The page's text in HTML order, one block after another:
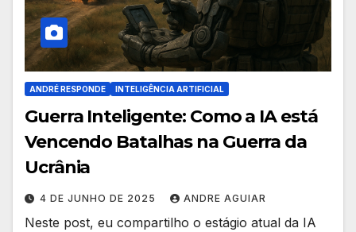
ANDRÉ RESPONDE INTELIGÊNCIA ARTIFICIAL
Guerra Inteligente: Como a IA está
Vencendo Batalhas na Guerra da
Ucrânia
4 DE JUNHO DE 2025 ANDRE AGUIAR
Neste post, eu compartilho o estágio atual da IA